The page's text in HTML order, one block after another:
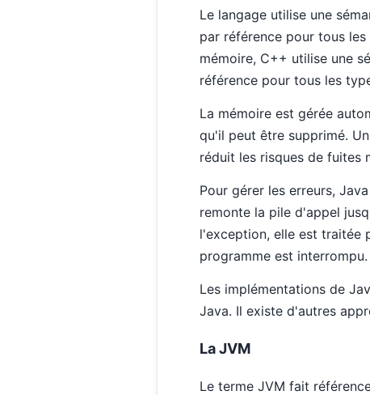
Le langage utilise une
par référence pour tous
mémoire, C++ utilise une
référence pour tous les
La mémoire est gérée
qu'il peut être supprimé.
réduit les risques de fuites
Pour gérer les erreurs,
remonte la pile d'appel
l'exception, elle est traitée
programme est interrompu.
Les implémentations de
Java. Il existe d'autres
La JVM
Le terme JVM fait